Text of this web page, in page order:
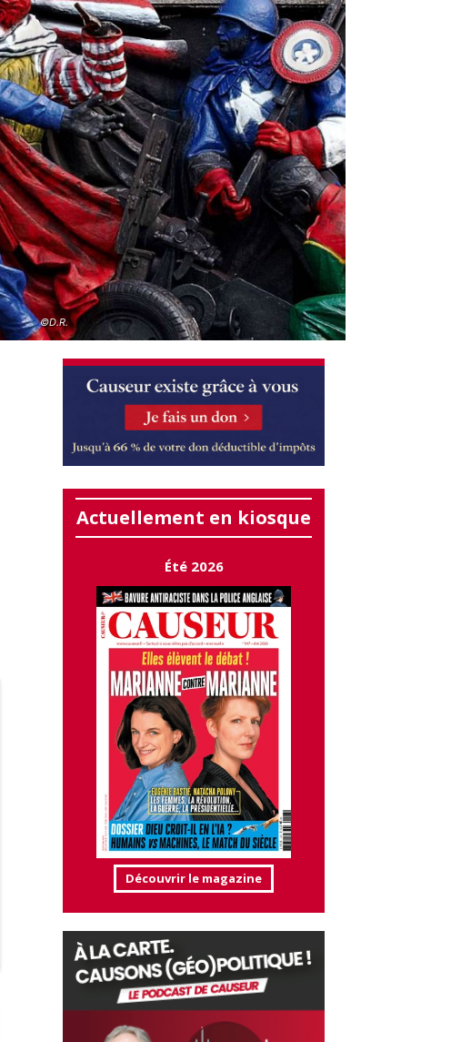
©D.R.
Actuellement en kiosque
Été 2026
Découvrir le magazine